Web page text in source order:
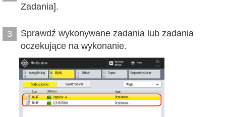
Zadania].
3
Sprawdź wykonywane zadania lub zadania
oczekujące na wykonanie.